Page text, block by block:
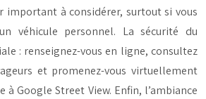
important à considérer, surtout si vous
véhicule personnel. La sécurité du
: renseignez-vous en ligne, consultez
et promenez-vous virtuellement
à Google Street View. Enfin, l’ambiance